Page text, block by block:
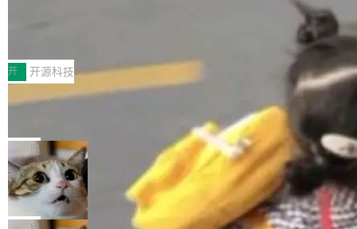
常维护操作，并完整支持 Iceberg V3 格式。
村国家自主创新示范区会议中心开幕。本届大会
由中关村智联软件服务业质量创新联盟主办，以
“智构可信·质创未来——AI原生时代的质量新范
式”为主题，直面AI从实验室走向规模化产业落地
的核心质量命题。会上，《2026智能研发生产力
工具选型手册》发布，Testin云测的Testin XAge
nt智能测试系统入选AI测试领域代表产品。对CI
O而言，这提示了一个转变：AI测试正在从效率
工具升级为企业的质量基础设施。 CIO面对的新
开 开源科技
让非法状态不可表示：一篇关于 ADT
有一种东西，一旦用过就回不去了。Alex Fedos
eev 管它叫"软件设计的基石"。 他说的东西不新
鲜——代数数据类型（ADT），尤其是和类型
（sum type）。但他说清楚了一件事：这不是类
型系统的学术体操，是日常编码的思维方式。 文
章从一个简单的例子切入。一个网站的深色主题
局
Cloudflare 开源内部企业 AI 平台 Clou
dflare OS
Cloudflare 发布了一个开源项目 Cloudflare O
S。如果你只看官方博客，你会觉得这是又一